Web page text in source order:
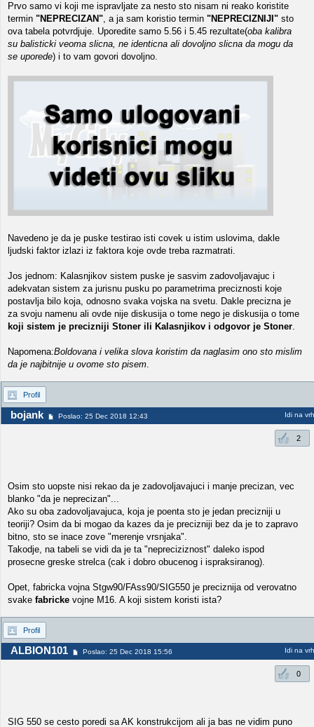
Prvo samo vi koji me ispravljate za nesto sto nisam ni reako koristite
termin "NEPRECIZAN", a ja sam koristio termin "NEPRECIZNIJI" sto
ova tabela potvrdjuje. Uporedite samo 5.56 i 5.45 rezultate(oba kalibra
su balisticki veoma slicna, ne identicna ali dovoljno slicna da mogu da
se uporede) i to vam govori dovoljno.
Navedeno je da je puske testirao isti covek u istim uslovima, dakle
ljudski faktor izlazi iz faktora koje ovde treba razmatrati.
Jos jednom: Kalasnjikov sistem puske je sasvim zadovoljavajuc i
adekvatan sistem za jurisnu pusku po parametrima preciznosti koje
postavlja bilo koja, odnosno svaka vojska na svetu. Dakle precizna je
za svoju namenu ali ovde nije diskusija o tome nego je diskusija o tome
koji sistem je precizniji Stoner ili Kalasnjikov i odgovor je Stoner
Napomena:Boldovana i velika slova koristim da naglasim ono sto mislim
da je najbitnije u ovome sto pisem
Profil
bojank Poslao: 25 Dec 2018 12:43 Idi na vrh
2
Osim sto uopste nisi rekao da je zadovoljavajuci i manje precizan, vec
blanko "da je neprecizan"...
Ako su oba zadovoljavajuca, koja je poenta sto je jedan precizniji u
teoriji? Osim da bi mogao da kazes da je precizniji bez da je to zapravo
bitno, sto se inace zove "merenje vrsnjaka".
Takodje, na tabeli se vidi da je ta "nepreciziznost" daleko ispod
prosecne greske strelca (cak i dobro obucenog i ispraksiranog).
Opet, fabricka vojna Stgw90/FAss90/SIG550 je preciznija od verovatno
svake fabricke vojne M16. A koji sistem koristi ista?
Profil
ALBION101 Poslao: 25 Dec 2018 15:56 Idi na vrh
0
SIG 550 se cesto poredi sa AK konstrukcijom ali ja bas ne vidim puno